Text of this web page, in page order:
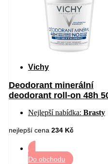
Vichy
Deodorant minerální
deodorant roll-on 48h
Nejlepší nabídka: Brasty
nejlepší cena 234 Kč
Do obchodu